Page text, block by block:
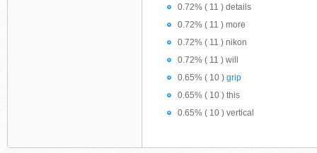
0.72% ( 11 ) details
0.72% ( 11 ) more
0.72% ( 11 ) nikon
0.72% ( 11 ) will
0.65% ( 10 ) grip
0.65% ( 10 ) this
0.65% ( 10 ) vertical